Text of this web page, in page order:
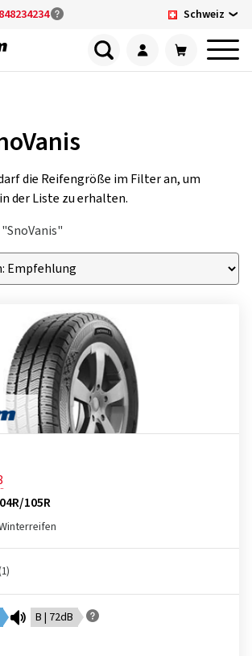
Schweiz
die Reifengröße im Filter an, um
der Liste zu erhalten.
105R
(1)
B | 72dB